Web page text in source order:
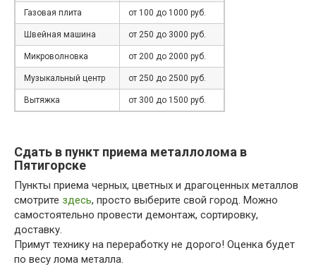
Газовая плита от 100 до 1000 руб.
Швейная машина от 250 до 3000 руб.
Микроволновка от 200 до 2000 руб.
Музыкальный центр от 250 до 2500 руб.
Вытяжка от 300 до 1500 руб.
Сдать в пункт приема металлолома в
Пятигорске
Пункты приема черных, цветных и драгоценных металлов
смотрите здесь, просто выберите свой город. Можно
самостоятельно провести демонтаж, сортировку,
доставку.
Примут технику на переработку не дорого! Оценка будет
по весу лома металла.